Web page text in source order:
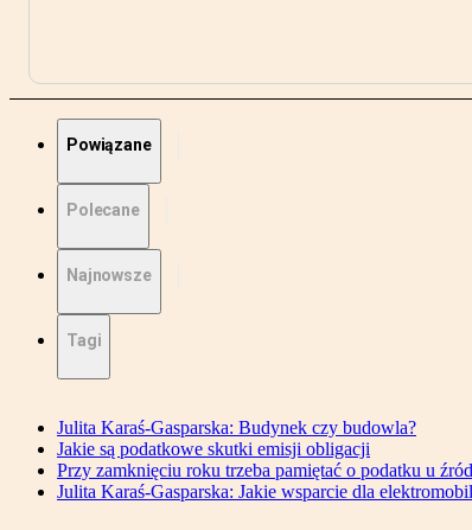
Powiązane
Polecane
Najnowsze
Tagi
Julita Karaś-Gasparska: Budynek czy budowla?
Jakie są podatkowe skutki emisji obligacji
Przy zamknięciu roku trzeba pamiętać o podatku u
Julita Karaś-Gasparska: Jakie wsparcie dla